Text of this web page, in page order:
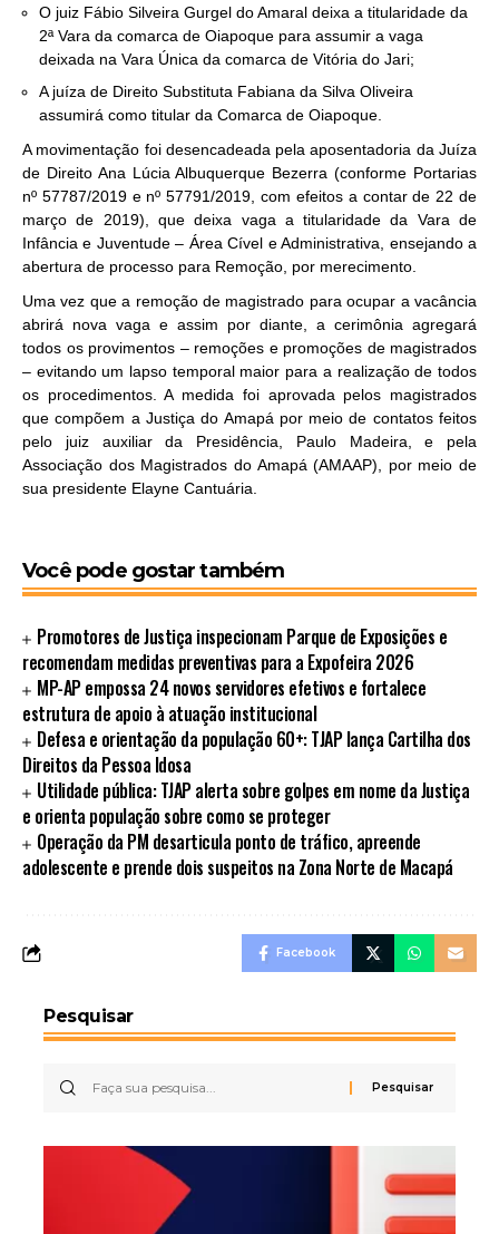
O juiz Fábio Silveira Gurgel do Amaral deixa a titularidade da
2ª Vara da comarca de Oiapoque para assumir a vaga
deixada na Vara Única da comarca de Vitória do Jari;
A juíza de Direito Substituta Fabiana da Silva Oliveira
assumirá como titular da Comarca de Oiapoque.
A movimentação foi desencadeada pela aposentadoria da Juíza
de Direito Ana Lúcia Albuquerque Bezerra (conforme Portarias
nº 57787/2019 e nº 57791/2019, com efeitos a contar de 22 de
março de 2019), que deixa vaga a titularidade da Vara de
Infância e Juventude – Área Cível e Administrativa, ensejando a
abertura de processo para Remoção, por merecimento.
Uma vez que a remoção de magistrado para ocupar a vacância
abrirá nova vaga e assim por diante, a cerimônia agregará
todos os provimentos – remoções e promoções de magistrados
– evitando um lapso temporal maior para a realização de todos
os procedimentos. A medida foi aprovada pelos magistrados
que compõem a Justiça do Amapá por meio de contatos feitos
pelo juiz auxiliar da Presidência, Paulo Madeira, e pela
Associação dos Magistrados do Amapá (AMAAP), por meio de
sua presidente Elayne Cantuária.
Você pode gostar também
Promotores de Justiça inspecionam Parque de Exposições e
recomendam medidas preventivas para a Expofeira 2026
MP-AP empossa 24 novos servidores efetivos e fortalece
estrutura de apoio à atuação institucional
Defesa e orientação da população 60+: TJAP lança Cartilha dos
Direitos da Pessoa Idosa
Utilidade pública: TJAP alerta sobre golpes em nome da Justiça
e orienta população sobre como se proteger
Operação da PM desarticula ponto de tráfico, apreende
adolescente e prende dois suspeitos na Zona Norte de Macapá
Facebook
Pesquisar